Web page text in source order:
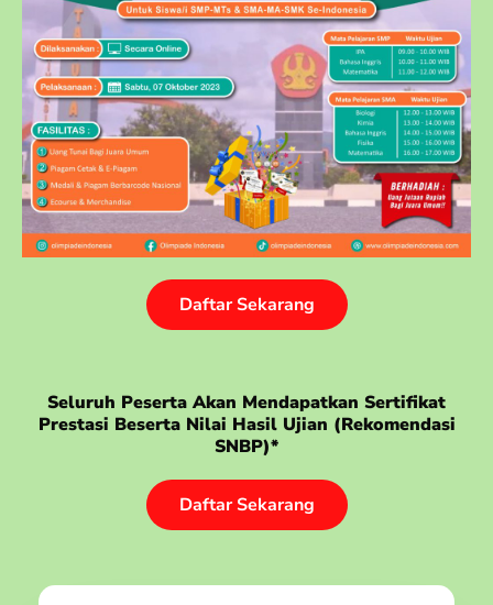
Daftar Sekarang
Seluruh Peserta Akan Mendapatkan Sertifikat
Prestasi Beserta Nilai Hasil Ujian (rekomendasi
SNBP)*
Daftar Sekarang